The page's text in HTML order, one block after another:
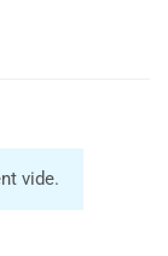
vide.